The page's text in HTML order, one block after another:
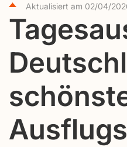
Aktualisiert am 02/04/